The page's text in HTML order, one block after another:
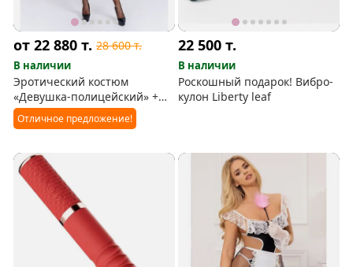
от 22 880т. 28 600т.
В наличии
Эротический костюм
«Девушка-полицейский» +
ПОДАРОК фуражка
Отличное предложение!
22 500т.
В наличии
Роскошный подарок! Вибро-
кулон Liberty leaf